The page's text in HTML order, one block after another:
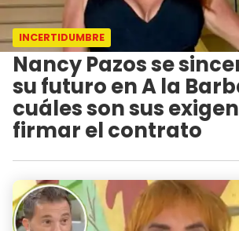
INCERTIDUMBRE
Nancy Pazos se
su futuro en A la
cuáles son sus
firmar el contrato